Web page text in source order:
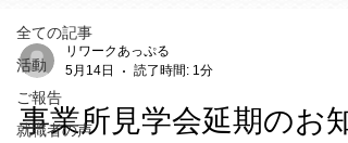
全ての記事
活動
ご報告
就職者の声
リワークあっぷる
5月14日
読了時間: 1分
事業所見学会延期のお知